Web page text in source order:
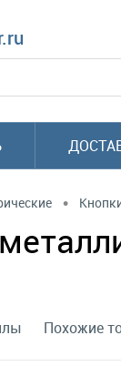
•
Похожие